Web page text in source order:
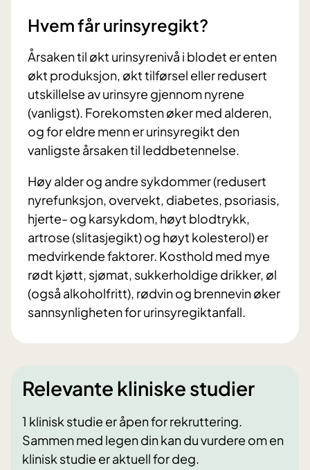
Hvem får urinsyregikt?
Årsaken til økt urinsyrenivå i blodet er enten
økt produksjon, økt tilførsel eller redusert
utskillelse av urinsyre gjennom nyrene
(vanligst). Forekomsten øker med alderen,
og for eldre menn er urinsyregikt den
vanligste årsaken til leddbetennelse.
Høy alder og andre sykdommer (redusert
nyrefunksjon, overvekt, diabetes, psoriasis,
hjerte- og karsykdom, høyt blodtrykk,
artrose (slitasjegikt) og høyt kolesterol) er
medvirkende faktorer. Kosthold med mye
rødt kjøtt, sjømat, sukkerholdige drikker, øl
(også alkoholfritt), rødvin og brennevin øker
sannsynligheten for urinsyregiktanfall.
Relevante kliniske studier
1 klinisk studie er åpen for rekruttering.
Sammen med legen din kan du vurdere om en
klinisk studie er aktuell for deg.